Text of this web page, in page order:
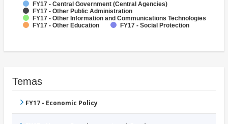
FY17 - Central Government (Central Agencies)
FY17 - Other Public Administration
FY17 - Other Information and Communications Technologies
FY17 - Other Education
FY17 - Social Protection
Temas
FY17 - Economic Policy